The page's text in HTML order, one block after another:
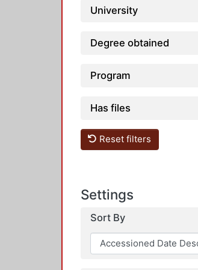
University
Degree obtained
Program
Has files
Reset filters
Settings
Sort By